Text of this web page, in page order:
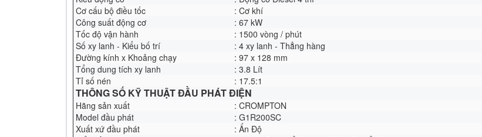
Cơ cấu bộ điều tốc
: Cơ khí
Công suất động cơ
: 67 kW
Tốc độ vận hành
: 1500 vòng / phút
Số xy lanh - Kiểu bố trí
: 4 xy lanh - Thẳng hàng
Đường kính x Khoảng chạy
: 97 x 128 mm
Tổng dung tích xy lanh
: 3.8 Lít
Tỉ số nén
: 17.5:1
THÔNG SỐ KỸ THUẬT ĐẦU PHÁT ĐIỆN
Hãng sản xuất
: CROMPTON
Model đầu phát
: G1R200SC
Xuất xứ đầu phát
: Ấn Độ